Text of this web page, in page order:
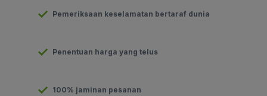
Pemeriksaan keselamatan bertaraf dunia
Penentuan harga yang telus
100% jaminan pesanan